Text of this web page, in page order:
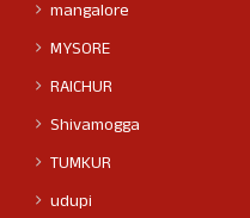
mangalore
MYSORE
RAICHUR
Shivamogga
TUMKUR
udupi